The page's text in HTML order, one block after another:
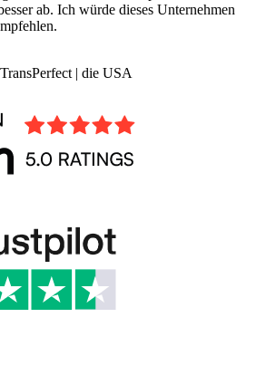
ab. Ich würde dieses Unternehmen
| die USA